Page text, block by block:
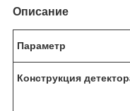
Описание
Параметр
Конструкция